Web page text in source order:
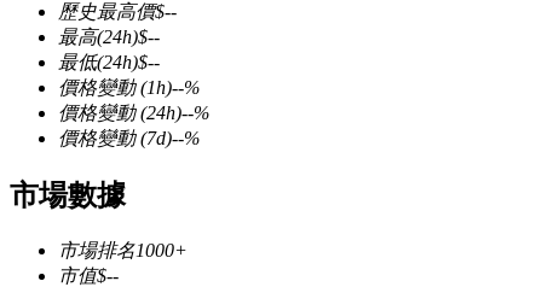
幣本位永續
以數字貨幣為保證金的永續合約
TradFi
美股、外匯、貴金屬及大宗商品衍生性商品
歷史最高價$--
最高(24h)$--
最低(24h)$--
價格變動(1h)--%
價格變動(24h)--%
價格變動(7d)--%
市場數據
市場排名1000+
市值$--